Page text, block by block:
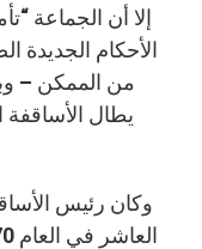
إلا أن الجماعة
الأحكام
من الممكن –
يطال الأساقفة
وكان رئيس